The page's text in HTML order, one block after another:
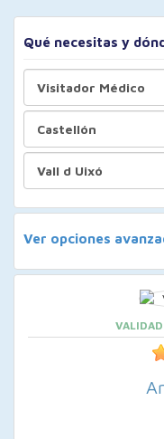
Qué necesitas y
Ver opciones